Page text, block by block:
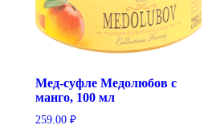
Мед-суфле Медолюбов с
манго, 100 мл
259.00 ₽